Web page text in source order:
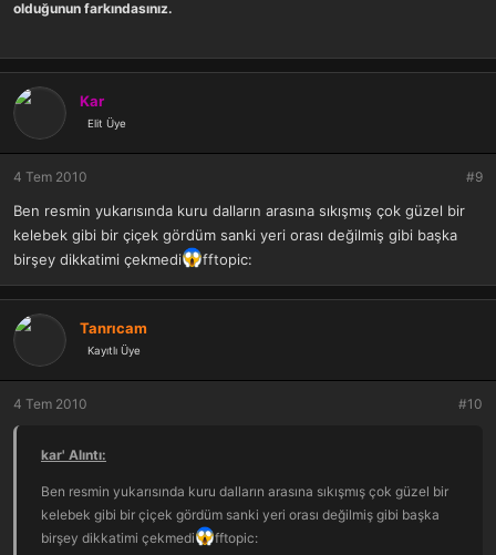
olduğunun farkındasınız.
Kar
Elit Üye
4 Tem 2010 #9
Ben resmin yukarısında kuru dalların arasına sıkışmış çok güzel bir
kelebek gibi bir çiçek gördüm sanki yeri orası değilmiş gibi başka
birşey dikkatimi çekmedi
fftopic:
Tanrıcam
Kayıtlı Üye
4 Tem 2010 #10
kar' Alıntı:
Ben resmin yukarısında kuru dalların arasına sıkışmış çok güzel bir
kelebek gibi bir çiçek gördüm sanki yeri orası değilmiş gibi başka
birşey dikkatimi çekmedi
fftopic: